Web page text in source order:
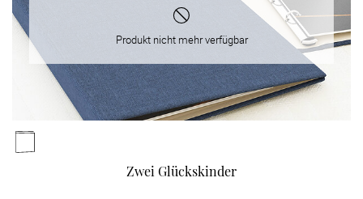
Produkt nicht mehr verfügbar
Zwei Glückskinder